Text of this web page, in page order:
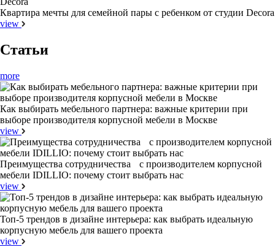
Квартира мечты для семейной пары с ребенком от студии Decora
view
Статьи
more
Как выбирать мебельного партнера: важные критерии при
выборе производителя корпусной мебели в Москве
view
Преимущества сотрудничества с производителем корпусной
мебели IDILLIO: почему стоит выбрать нас
view
Топ-5 трендов в дизайне интерьера: как выбрать идеальную
корпусную мебель для вашего проекта
view